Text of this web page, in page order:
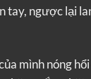
tay, ngược lại
mình nóng